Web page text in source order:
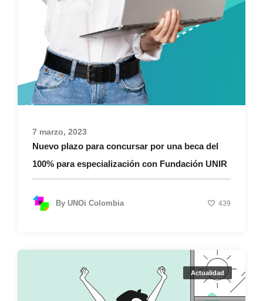
7 marzo, 2023
Nuevo plazo para concursar por una beca del
100% para especialización con Fundación UNIR
By UNOi Colombia 439
Actualidad